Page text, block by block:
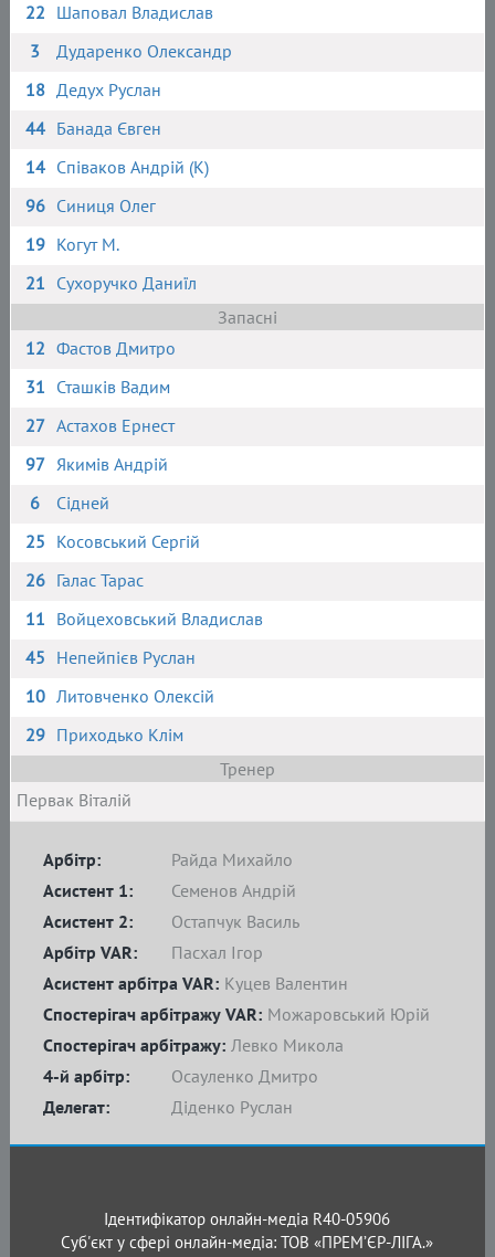
22 Шаповал Владислав
3
Дударенко Олександр
18 Дедух Руслан
44 Банада Євген
14 Співаков Андрій (К)
96 Синиця Олег
19 Когут М.
21 Сухоручко Даниїл
Запасні
12 Фастов Дмитро
31 Сташків Вадим
27 Астахов Ернест
97 Якимів Андрій
6
Сідней
25 Косовський Сергій
26 Галас Тарас
11 Войцеховський Владислав
45 Непейпієв Руслан
10 Литовченко Олексій
29 Приходько Клім
Тренер
Первак Віталій
Арбітр:
Райда Михайло
Асистент 1:
Семенов Андрій
Асистент 2:
Остапчук Василь
4-й арбітр:
Осауленко Дмитро
Делегат:
Діденко Руслан
Спостерігач арбітражу: Левко Микола
Арбітр VAR:
Пасхал Ігор
Асистент арбітра VAR: Куцев Валентин
Спостерігач арбітражу VAR: Можаровський Юрій
Ідентифікатор онлайн-медіа R40-05906
Суб'єкт у сфері онлайн-медіа: ТОВ «ПРЕМ’ЄР-ЛІГА.»